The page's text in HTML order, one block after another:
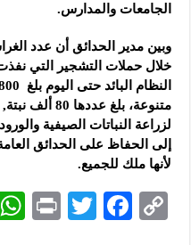
الجامعات والمدارس.
وبين مدير الحدائق أن عدد
خلال حملات التشجير التي
متنوعة، بلغ
إلى الحفاظ على الحدائق
لأنها ملك للجميع.
C
F
T
P